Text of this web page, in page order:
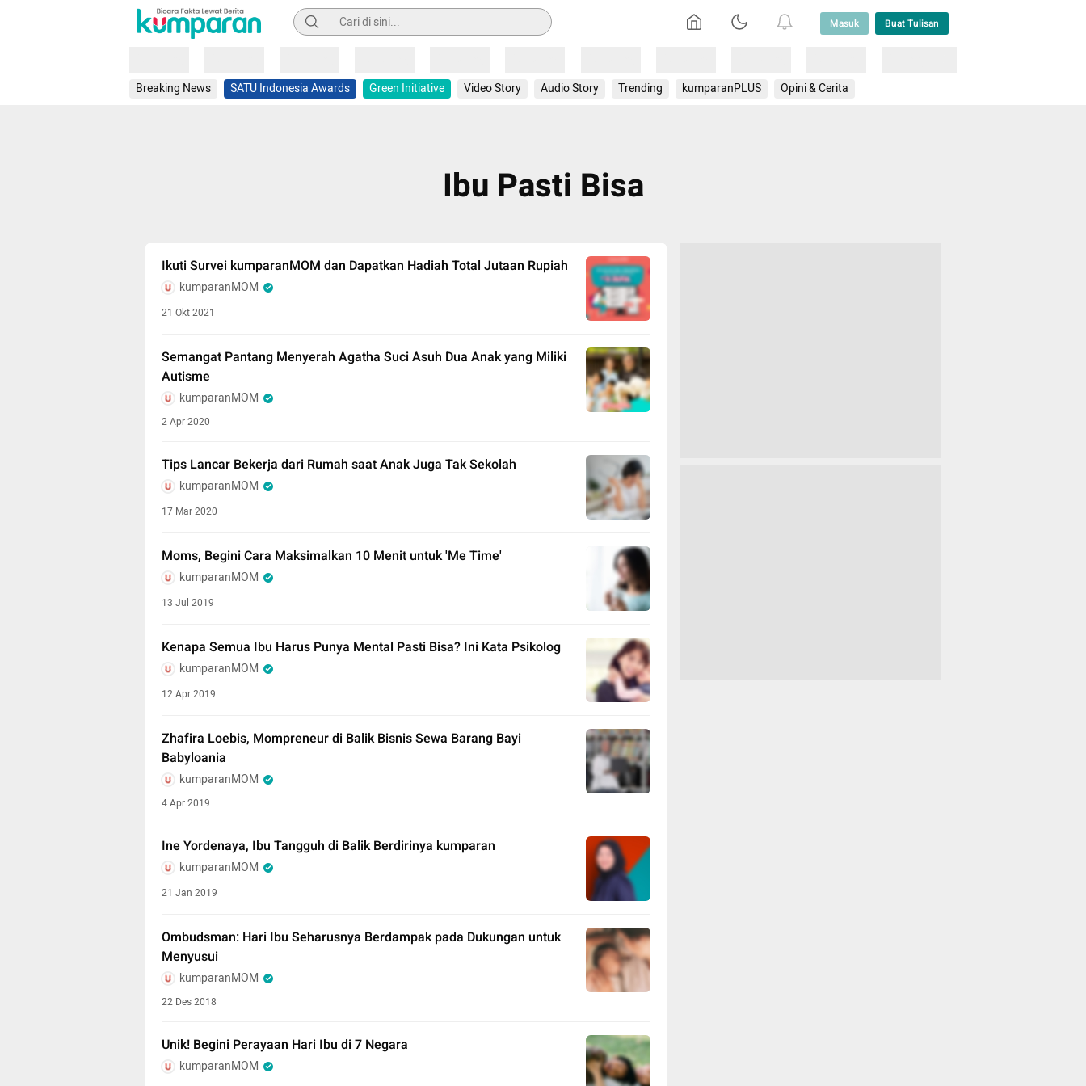
Pencarian Masuk Buat Tulisan
Breaking News SATU Indonesia Awards Green Initiative Video Story Audio Story Trending kumparanPLUS Opini & Cerita
Ibu Pasti Bisa
Ikuti Survei kumparanMOM dan Dapatkan Hadiah Total Jutaan Rupiah
kumparanMOM
21 Okt 2021
Semangat Pantang Menyerah Agatha Suci Asuh Dua Anak yang Miliki
Autisme
kumparanMOM
2 Apr 2020
Tips Lancar Bekerja dari Rumah saat Anak Juga Tak Sekolah
kumparanMOM
17 Mar 2020
Moms, Begini Cara Maksimalkan 10 Menit untuk 'Me Time'
kumparanMOM
13 Jul 2019
Kenapa Semua Ibu Harus Punya Mental Pasti Bisa? Ini Kata Psikolog
kumparanMOM
12 Apr 2019
Zhafira Loebis, Mompreneur di Balik Bisnis Sewa Barang Bayi
Babyloania
kumparanMOM
4 Apr 2019
Ine Yordenaya, Ibu Tangguh di Balik Berdirinya kumparan
kumparanMOM
21 Jan 2019
Ombudsman: Hari Ibu Seharusnya Berdampak pada Dukungan untuk
Menyusui
kumparanMOM
22 Des 2018
Unik! Begini Perayaan Hari Ibu di 7 Negara
kumparanMOM